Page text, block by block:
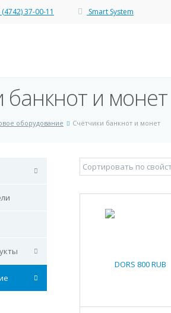
(4742) 37-00-11 Smart System
банкнот и монет
оборудование Счётчики банкнот и монет